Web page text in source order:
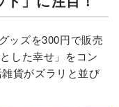
ッズを300円で販売
した幸せ」をコン
貨がズラリと並び